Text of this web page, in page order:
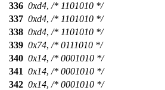
336 0xd4, /* 1101010 */
337 0xd4, /* 1101010 */
338 0xd4, /* 1101010 */
339 0x74, /* 0111010 */
340 0x14, /* 0001010 */
341 0x14, /* 0001010 */
342 0x14, /* 0001010 */